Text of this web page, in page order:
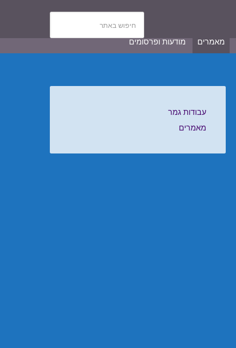
מאמרים מודעות ופרסומים
עבודות גמר
מאמרים